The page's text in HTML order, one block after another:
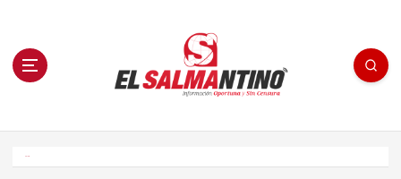
n El Salmantino - medios/noticias/editorial